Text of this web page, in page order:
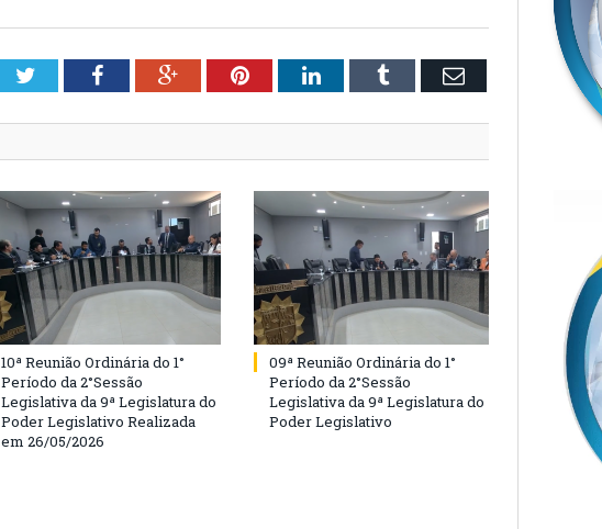
TwitterFacebookGoogle+PinterestLinkedInTumblr Email
10ª Reunião Ordinária do 1°
Período da 2°Sessão
Legislativa da 9ª Legislatura do
Poder Legislativo Realizada
em 26/05/2026
09ª Reunião Ordinária do 1°
Período da 2°Sessão
Legislativa da 9ª Legislatura do
Poder Legislativo